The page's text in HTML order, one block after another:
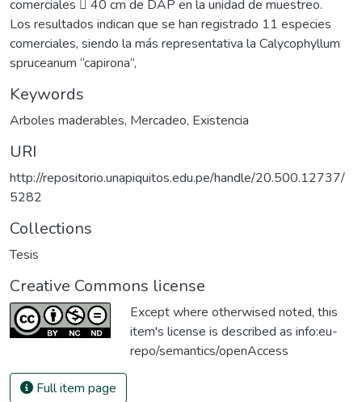
comerciales  40 cm de DAP en la unidad de muestreo.
Los resultados indican que se han registrado 11 especies
comerciales, siendo la más representativa la Calycophyllum
spruceanum “capirona”,
Keywords
Arboles maderables, Mercadeo, Existencia
URI
http://repositorio.unapiquitos.edu.pe/handle/20.500.12737/
5282
Collections
Tesis
Creative Commons license
Except where otherwised noted, this
item's license is described as info:eu-
repo/semantics/openAccess
Full item page